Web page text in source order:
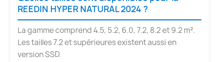
REEDIN HYPER NATURAL 2024 ?
La gamme comprend 4.5, 5.2, 6.0, 7.2, 8.2 et 9.2 m².
Les tailles 7.2 et supérieures existent aussi en
version SSD.